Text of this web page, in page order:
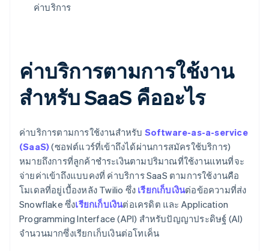
ค่าบริการ
ค่าบริการตามการใช้งาน
สำหรับ SaaS คืออะไร
ค่าบริการตามการใช้งานสำหรับ Software-as-a-service
(SaaS)(ซอฟต์แวร์ที่เข้าถึงได้ผ่านการสมัครใช้บริการ)
หมายถึงการที่ลูกค้าชำระเงินตามปริมาณที่ใช้งานแทนที่จะ
จ่ายค่าเข้าถึงแบบคงที่ ค่าบริการ SaaS ตามการใช้งานคือ
โมเดลที่อยู่เบื้องหลัง Twilio ซึ่ง เรียกเก็บเงินต่อข้อความที่ส่ง
Snowflake ซึ่งเรียกเก็บเงินต่อเครดิต และ Application
Programming Interface (API) สำหรับปัญญาประดิษฐ์ (AI)
จำนวนมากซึ่งเรียกเก็บเงินต่อโทเค็น